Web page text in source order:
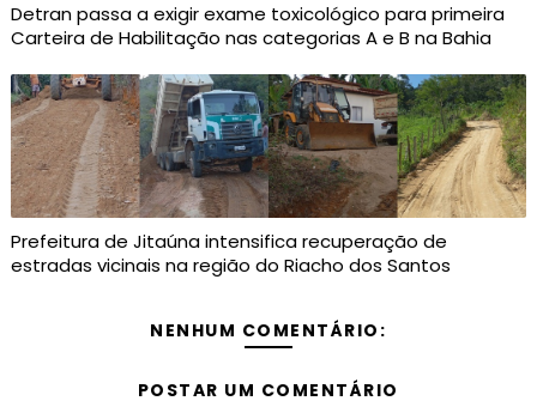
Detran passa a exigir exame toxicológico para primeira
Carteira de Habilitação nas categorias A e B na Bahia
Prefeitura de Jitaúna intensifica recuperação de
estradas vicinais na região do Riacho dos Santos
NENHUM COMENTÁRIO:
POSTAR UM COMENTÁRIO